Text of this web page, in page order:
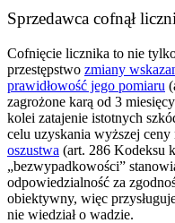
Sprzedawca cofnął
Cofnięcie licznika to nie
przestępstwo zmiany
prawidłowość jego pomiaru
zagrożone karą od 3
kolei zatajenie istotnych
celu uzyskania wyższej
oszustwa (art. 286 Kodeksu
„bezwypadkowości”
odpowiedzialność za
obiektywny, więc
nie wiedział o wadzie.